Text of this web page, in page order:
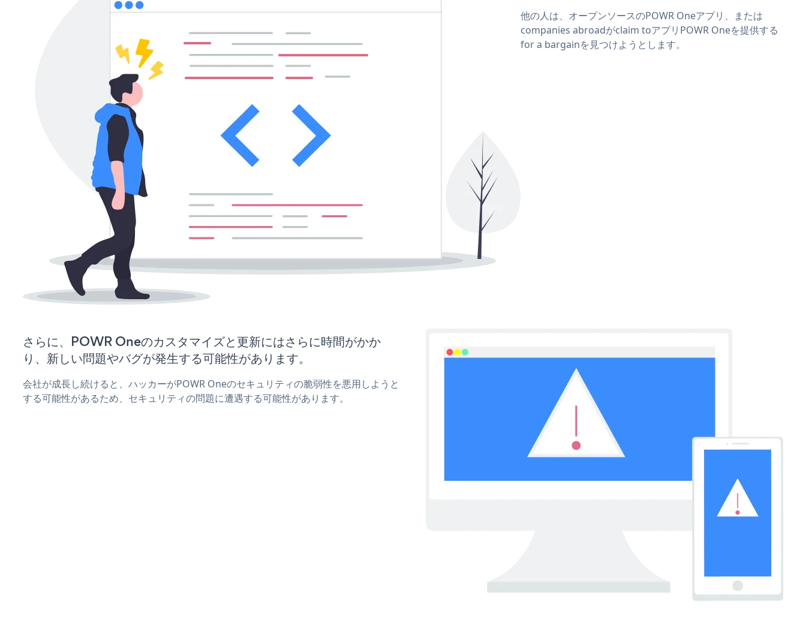
他の人は、オープンソースのPOWR Oneアプリ、または
companies abroadがclaim toアプリPOWR Oneを提供する
for a bargainを見つけようとします。
さらに、POWR Oneのカスタマイズと更新にはさらに時間がかか
り、新しい問題やバグが発生する可能性があります。
会社が成長し続けると、ハッカーがPOWR Oneのセキュリティの脆弱性を悪用しようと
する可能性があるため、セキュリティの問題に遭遇する可能性があります。